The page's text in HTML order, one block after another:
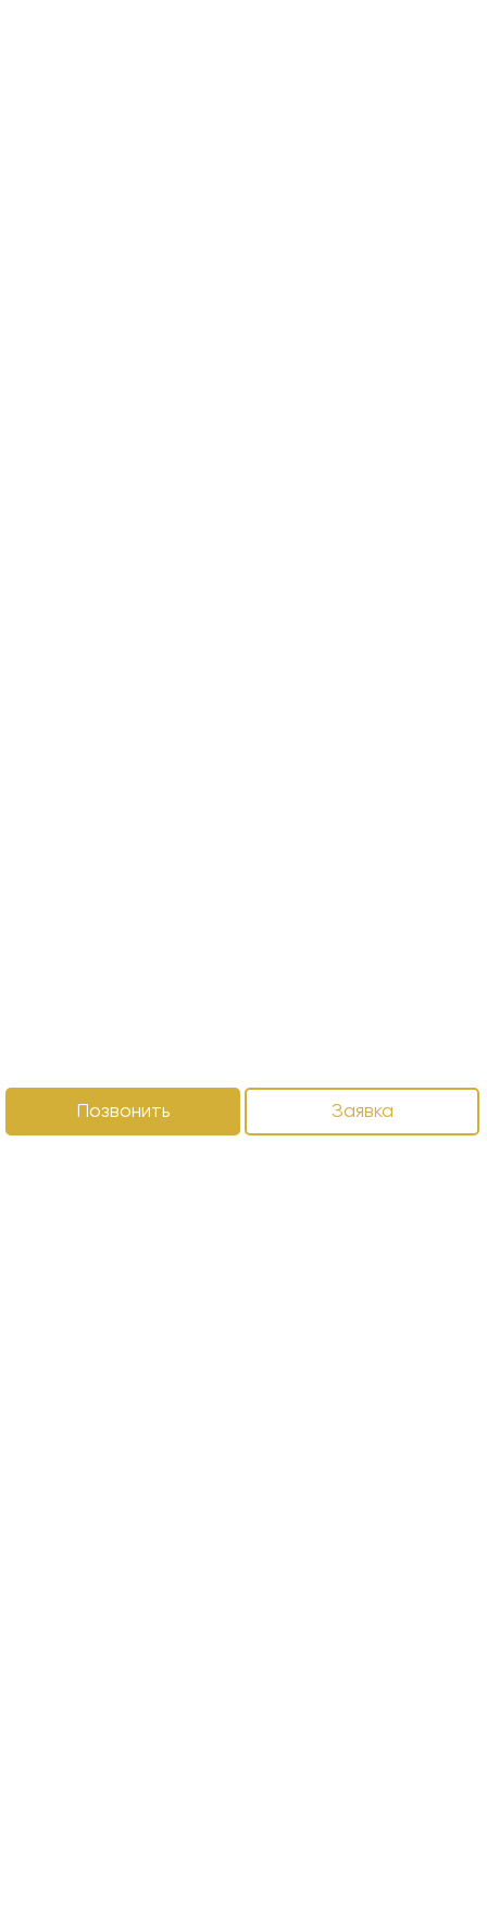
Позвонить Заявка